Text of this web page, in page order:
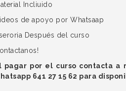
Incliuido
de apoyo por Whatsaap
Después del curso
pagar por el curso contacta a
641 27 15 62 para